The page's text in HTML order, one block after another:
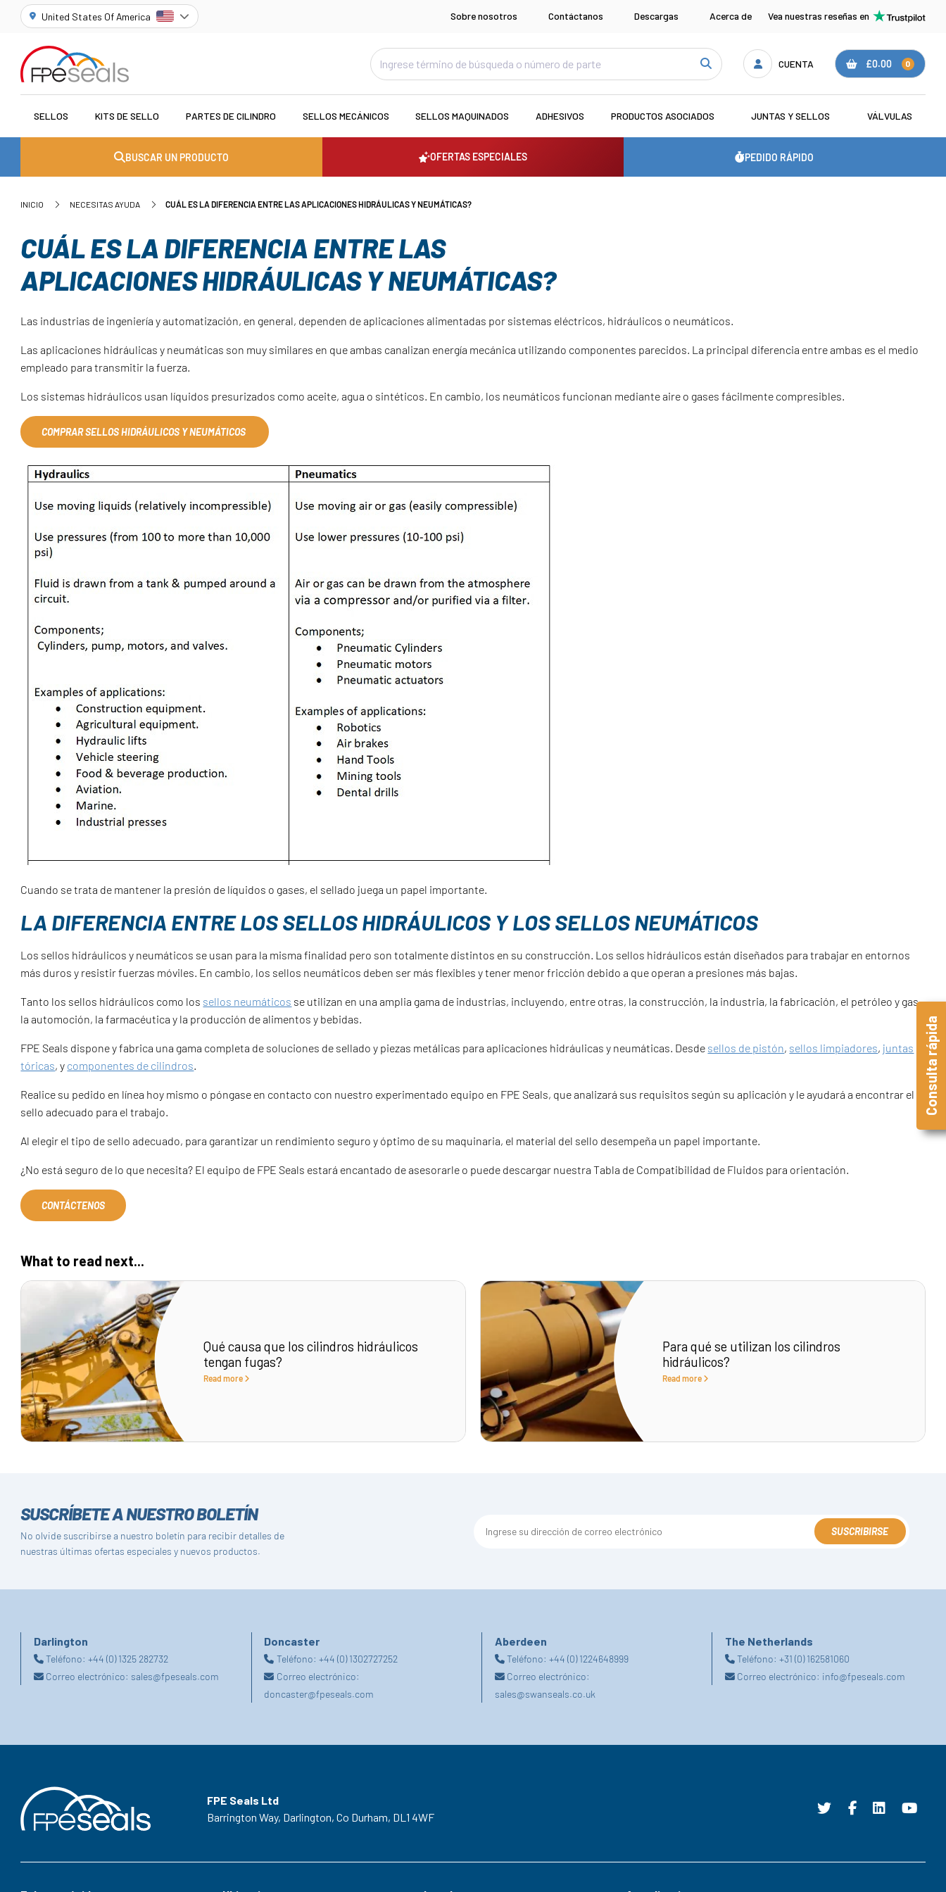
United States Of America Sobre nosotros Contáctanos Descargas Acerca de Vea nuestras reseñas en
CUENTA £0.00 0
SELLOS KITS DE SELLO PARTES DE CILINDRO SELLOS MECÁNICOS SELLOS MAQUINADOS ADHESIVOS PRODUCTOS ASOCIADOS JUNTAS Y SELLOS VÁLVULAS
BUSCAR UN PRODUCTO OFERTAS ESPECIALES PEDIDO RÁPIDO
INICIO NECESITAS AYUDA CUÁL ES LA DIFERENCIA ENTRE LAS APLICACIONES HIDRÁULICAS Y NEUMÁTICAS?
CUÁL ES LA DIFERENCIA ENTRE LAS
APLICACIONES HIDRÁULICAS Y NEUMÁTICAS?
Las industrias de ingeniería y automatización, en general, dependen de aplicaciones alimentadas por sistemas eléctricos, hidráulicos o neumáticos.
Las aplicaciones hidráulicas y neumáticas son muy similares en que ambas canalizan energía mecánica utilizando componentes parecidos. La principal diferencia entre ambas es el medio
empleado para transmitir la fuerza.
Los sistemas hidráulicos usan líquidos presurizados como aceite, agua o sintéticos. En cambio, los neumáticos funcionan mediante aire o gases fácilmente compresibles.
COMPRAR SELLOS HIDRÁULICOS Y NEUMÁTICOS
Cuando se trata de mantener la presión de líquidos o gases, el sellado juega un papel importante.
LA DIFERENCIA ENTRE LOS SELLOS HIDRÁULICOS Y LOS SELLOS NEUMÁTICOS
Los sellos hidráulicos y neumáticos se usan para la misma finalidad pero son totalmente distintos en su construcción. Los sellos hidráulicos están diseñados para trabajar en entornos
más duros y resistir fuerzas móviles. En cambio, los sellos neumáticos deben ser más flexibles y tener menor fricción debido a que operan a presiones más bajas.
Tanto los sellos hidráulicos como los sellos neumáticos se utilizan en una amplia gama de industrias, incluyendo, entre otras, la construcción, la industria, la fabricación, el petróleo y gas,
la automoción, la farmacéutica y la producción de alimentos y bebidas.
FPE Seals dispone y fabrica una gama completa de soluciones de sellado y piezas metálicas para aplicaciones hidráulicas y neumáticas. Desde sellos de pistón, sellos limpiadores, juntas
tóricas, y componentes de cilindros.
Realice su pedido en línea hoy mismo o póngase en contacto con nuestro experimentado equipo en FPE Seals, que analizará sus requisitos según su aplicación y le ayudará a encontrar el
sello adecuado para el trabajo.
Al elegir el tipo de sello adecuado, para garantizar un rendimiento seguro y óptimo de su maquinaria, el material del sello desempeña un papel importante.
¿No está seguro de lo que necesita? El equipo de FPE Seals estará encantado de asesorarle o puede descargar nuestra Tabla de Compatibilidad de Fluidos para orientación.
CONTÁCTENOS
What to read next...
Qué causa que los cilindros hidráulicos
tengan fugas?
Read more
Para qué se utilizan los cilindros
hidráulicos?
Read more
SUSCRÍBETE A NUESTRO BOLETÍN
No olvide suscribirse a nuestro boletín para recibir detalles de
nuestras últimas ofertas especiales y nuevos productos.
SUSCRIBIRSE
Darlington
Teléfono:+44 (0) 1325 282732
Correo electrónico: sales@fpeseals.com
Doncaster
Teléfono: +44 (0) 1302727252
Correo electrónico:
doncaster@fpeseals.com
Aberdeen
Teléfono: +44 (0) 1224648999
Correo electrónico:
sales@swanseals.co.uk
The Netherlands
Teléfono:+31 (0) 162581060
Correo electrónico: info@fpeseals.com
FPE Seals Ltd
Barrington Way, Darlington, Co Durham, DL1 4WF
Consulta rápida